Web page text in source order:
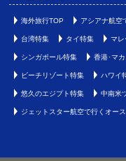
海外旅行TOP アシアナ航空
台湾特集 タイ特集 マ
シンガポール特集 香港･マ
ビーチリゾート特集 ハワイ
悠久のエジプト特集 中南米
ジェットスター航空で行くオー